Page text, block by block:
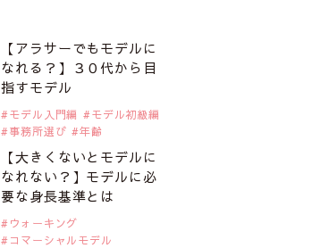
【アラサーでもモデルに
なれる？】３０代から目
指すモデル
モデル入門編
モデル初級編
事務所選び
年齢
【大きくないとモデルに
なれない？】モデルに必
要な身長基準とは
ウォーキング
コマーシャルモデル